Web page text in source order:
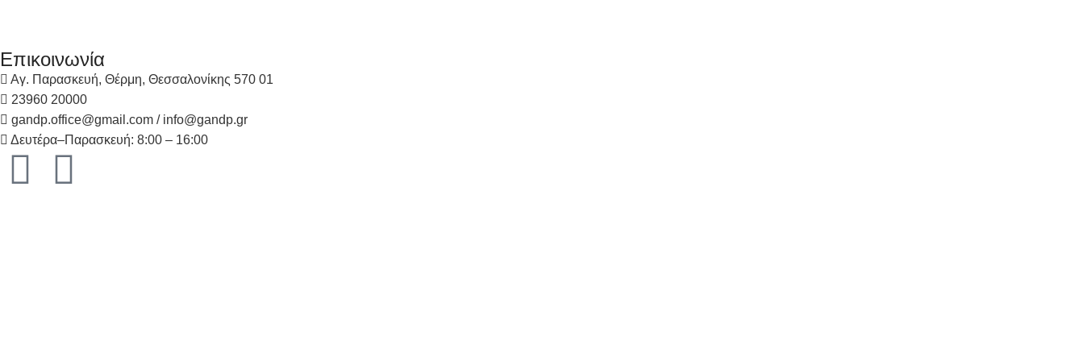
Επικοινωνία
Αγ. Παρασκευή, Θέρμη, Θεσσαλονίκης 570 01
23960 20000
gandp.office@gmail.com / info@gandp.gr
Δευτέρα–Παρασκευή: 8:00 – 16:00